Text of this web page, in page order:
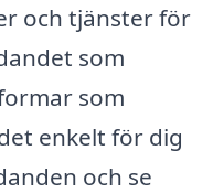
och tjänster för
som
som
enkelt för dig
och se